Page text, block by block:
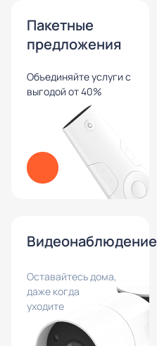
Пакетные
предложения
Объединяйте услуги с
выгодой от 40%
Видеонаблюдение
Оставайтесь дома,
даже когда
уходите